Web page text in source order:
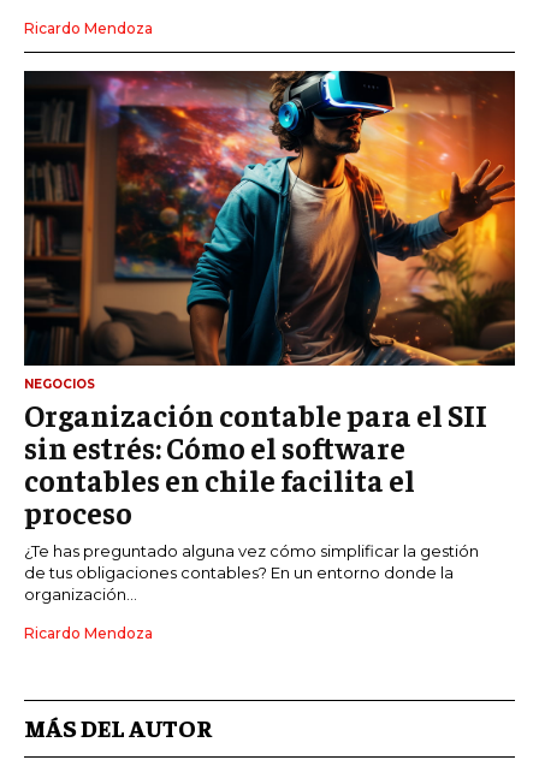
Ricardo Mendoza
NEGOCIOS
Organización contable para el SII
sin estrés: Cómo el software
contables en chile facilita el
proceso
¿Te has preguntado alguna vez cómo simplificar la gestión
de tus obligaciones contables? En un entorno donde la
organización...
Ricardo Mendoza
MÁS DEL AUTOR